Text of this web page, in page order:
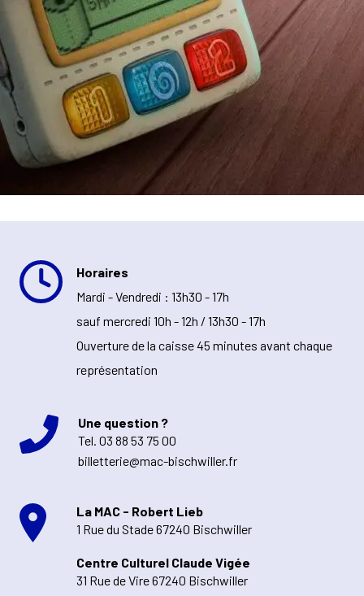
Horaires
Mardi - Vendredi : 13h30 - 17h
sauf mercredi 10h - 12h / 13h30 - 17h
Ouverture de la caisse 45 minutes avant chaque
représentation
Une question ?
Tel. 03 88 53 75 00
billetterie@mac-bischwiller.fr
La MAC - Robert Lieb
1 Rue du Stade 67240 Bischwiller
Centre Culturel Claude Vigée
31 Rue de Vire 67240 Bischwiller